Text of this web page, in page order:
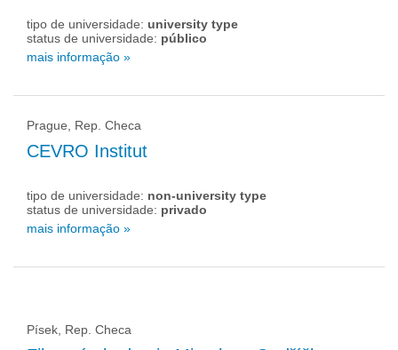
tipo de universidade: university type
status de universidade: público
mais informação »
Prague, Rep. Checa
CEVRO Institut
tipo de universidade: non-university type
status de universidade: privado
mais informação »
Písek, Rep. Checa